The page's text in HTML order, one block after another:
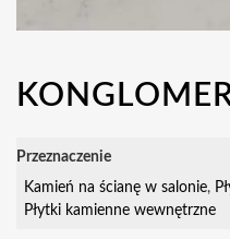
Przeznaczenie
Kamień na ścianę w salonie,
Płytki kamienne wewnętrzne